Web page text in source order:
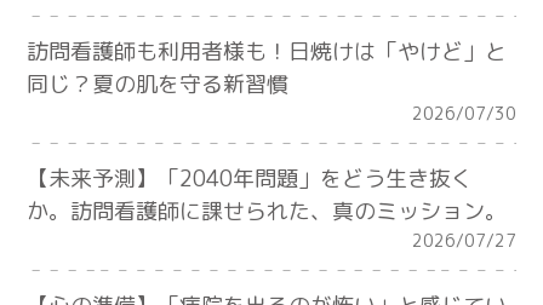
訪問看護師も利用者様も！日焼けは「やけど」と
同じ？夏の肌を守る新習慣
2026/07/30
【未来予測】「2040年問題」をどう生き抜く
か。訪問看護師に課せられた、真のミッション。
2026/07/27